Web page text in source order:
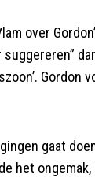
over
Gordon
gaat
het